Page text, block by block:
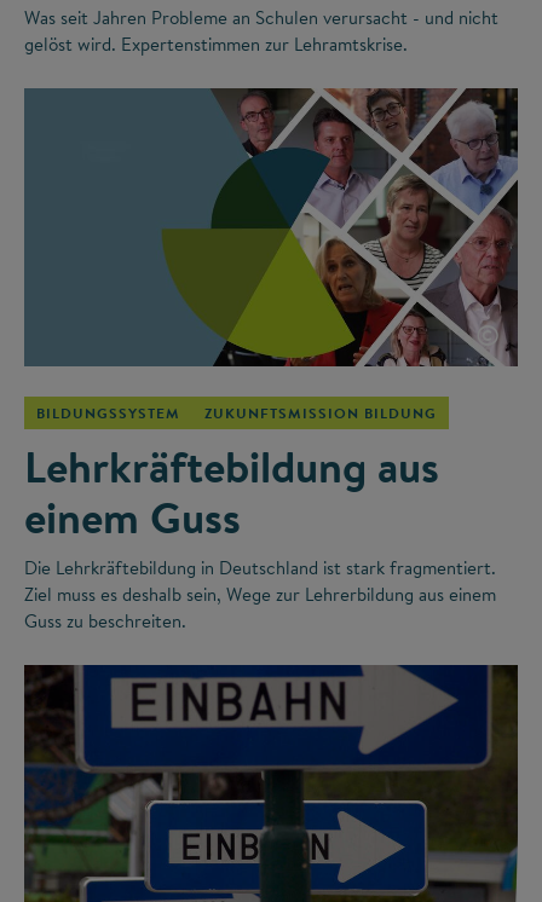
Was seit Jahren Probleme an Schulen verursacht - und nicht
gelöst wird. Expertenstimmen zur Lehramtskrise.
©
BILDUNGSSYSTEM ZUKUNFTSMISSION BILDUNG
Lehrkräftebildung aus
einem Guss
Die Lehrkräftebildung in Deutschland ist stark fragmentiert.
Ziel muss es deshalb sein, Wege zur Lehrerbildung aus einem
Guss zu beschreiten.